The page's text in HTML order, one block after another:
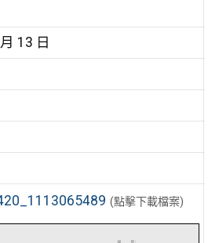
13 日
(點擊下載檔案)